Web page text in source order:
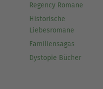
Regency Romane
Historische
Liebesromane
Familiensagas
Dystopie Bücher